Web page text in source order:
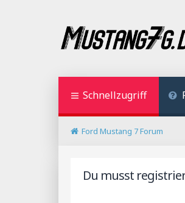
Schnellzugriff
Ford Mustang 7 Forum
Du musst